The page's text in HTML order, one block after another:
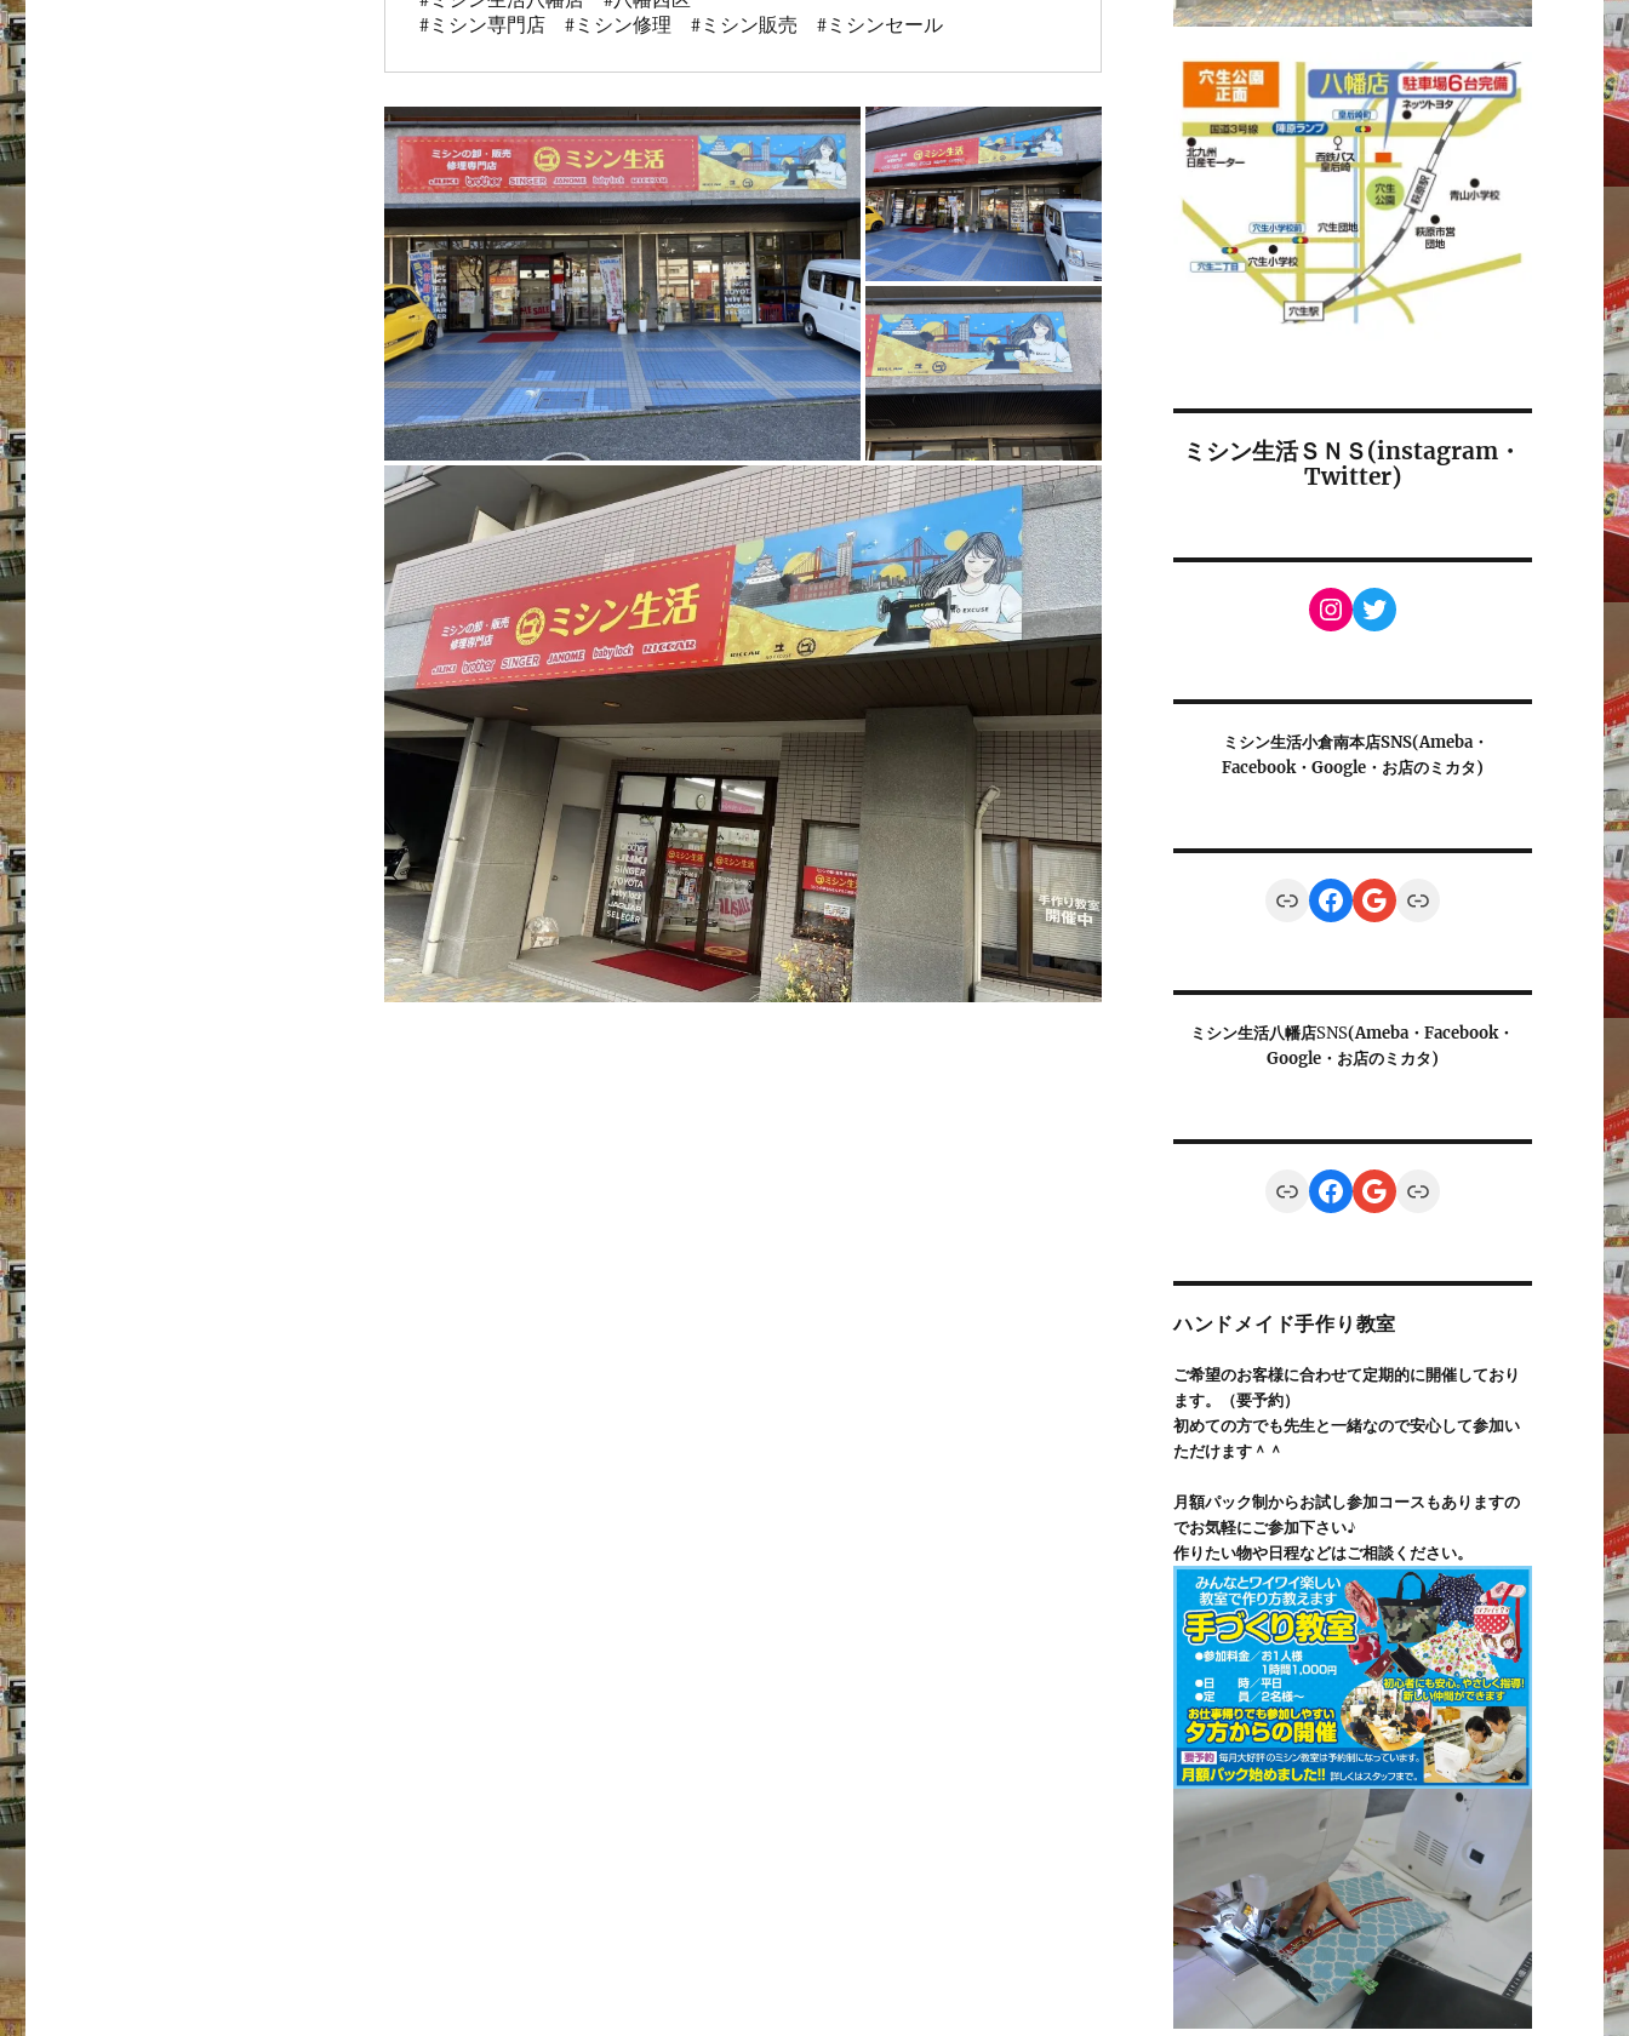
#ミシン専門店　#ミシン修理　#ミシン販売　#ミシンセール
ミシン生活ＳＮＳ(instagram・
Twitter)
Instagram
Twitter
ミシン生活小倉南本店SNS(Ameba・
Facebook・Google・お店のミカタ)
LinkFacebook
Google
Link
ミシン生活八幡店SNS(Ameba・Facebook・
Google・お店のミカタ)
LinkFacebook
Google
Link
ハンドメイド手作り教室
ご希望のお客様に合わせて定期的に開催しており
ます。（要予約）
初めての方でも先生と一緒なので安心して参加い
ただけます＾＾
月額パック制からお試し参加コースもありますの
でお気軽にご参加下さい♪
作りたい物や日程などはご相談ください。